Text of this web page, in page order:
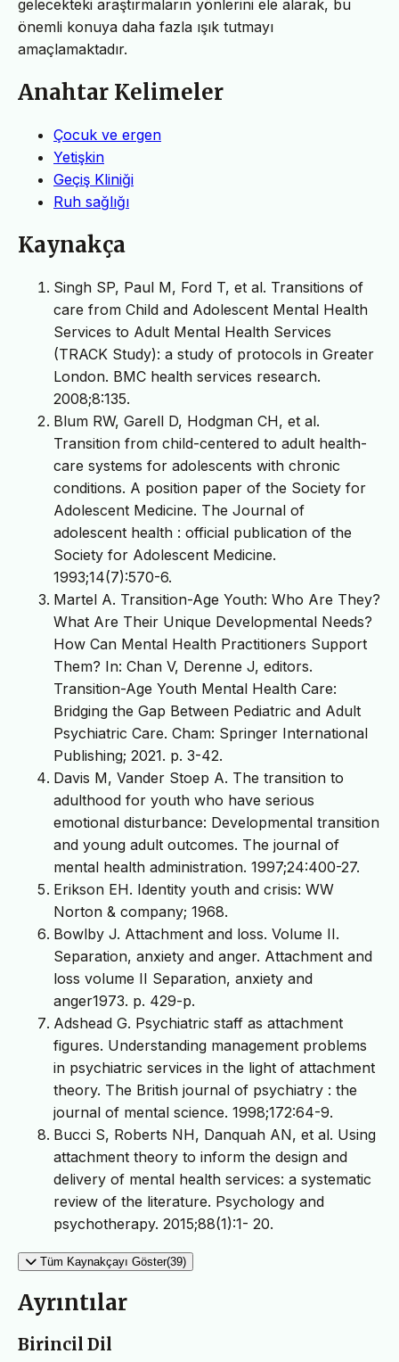
gelecekteki araştırmaların yönlerini ele alarak, bu
önemli konuya daha fazla ışık tutmayı
amaçlamaktadır.
Anahtar Kelimeler
Çocuk ve ergen
Yetişkin
Geçiş Kliniği
Ruh sağlığı
Kaynakça
Singh SP, Paul M, Ford T, et al. Transitions of
care from Child and Adolescent Mental Health
Services to Adult Mental Health Services
(TRACK Study): a study of protocols in Greater
London. BMC health services research.
2008;8:135.
Blum RW, Garell D, Hodgman CH, et al.
Transition from child-centered to adult health-
care systems for adolescents with chronic
conditions. A position paper of the Society for
Adolescent Medicine. The Journal of
adolescent health : official publication of the
Society for Adolescent Medicine.
1993;14(7):570-6.
Martel A. Transition-Age Youth: Who Are They?
What Are Their Unique Developmental Needs?
How Can Mental Health Practitioners Support
Them? In: Chan V, Derenne J, editors.
Transition-Age Youth Mental Health Care:
Bridging the Gap Between Pediatric and Adult
Psychiatric Care. Cham: Springer International
Publishing; 2021. p. 3-42.
Davis M, Vander Stoep A. The transition to
adulthood for youth who have serious
emotional disturbance: Developmental transition
and young adult outcomes. The journal of
mental health administration. 1997;24:400-27.
Erikson EH. Identity youth and crisis: WW
Norton & company; 1968.
Bowlby J. Attachment and loss. Volume II.
Separation, anxiety and anger. Attachment and
loss volume II Separation, anxiety and
anger1973. p. 429-p.
Adshead G. Psychiatric staff as attachment
figures. Understanding management problems
in psychiatric services in the light of attachment
theory. The British journal of psychiatry : the
journal of mental science. 1998;172:64-9.
Bucci S, Roberts NH, Danquah AN, et al. Using
attachment theory to inform the design and
delivery of mental health services: a systematic
review of the literature. Psychology and
psychotherapy. 2015;88(1):1- 20.
Tüm Kaynakçayı Göster(39)
Ayrıntılar
Birincil Dil